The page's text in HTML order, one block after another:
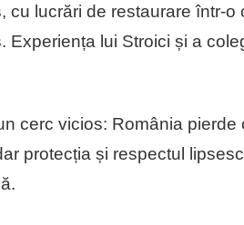
cu lucrări de restaurare într-o
Experiența lui Stroici și a
cerc vicios: România pierde
protecția și respectul